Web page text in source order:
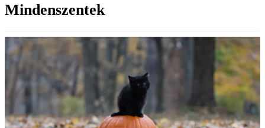
Mindenszentek